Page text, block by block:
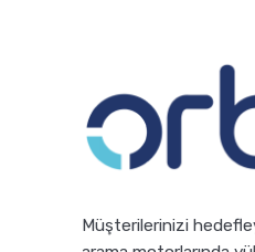
Müşterilerinizi